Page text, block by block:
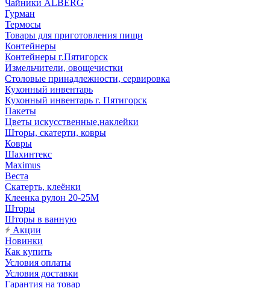
Чайники ALBERG
Гурман
Термосы
Товары для приготовления пищи
Контейнеры
Контейнеры г.Пятигорск
Измельчители, овощечистки
Столовые принадлежности, сервировка
Кухонный инвентарь
Кухонный инвентарь г. Пятигорск
Пакеты
Цветы искусственные,наклейки
Шторы, скатерти, ковры
Ковры
Шахинтекс
Maximus
Веста
Скатерть, клеёнки
Клеенка рулон 20-25М
Шторы
Шторы в ванную
Акции
Новинки
Как купить
Условия оплаты
Условия доставки
Гарантия на товар